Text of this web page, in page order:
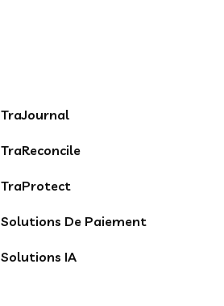
TraJournal
TraReconcile
TraProtect
Solutions De Paiement
Solutions IA